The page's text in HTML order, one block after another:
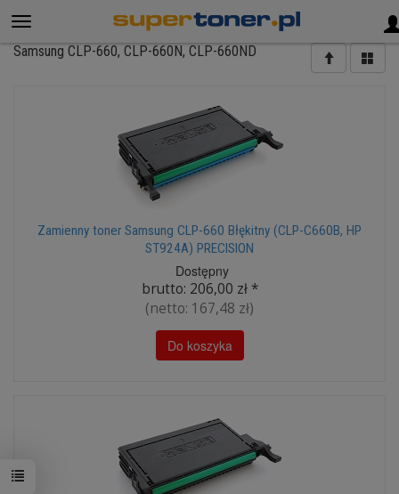
Samsung CLP-660, CLP-660N, CLP-660ND
Zamienny toner Samsung CLP-660 Błękitny (CLP-C660B, HP
ST924A) PRECISION
Dostępny
brutto: 206,00 zł*
(netto: 167,48 zł)
Do koszyka